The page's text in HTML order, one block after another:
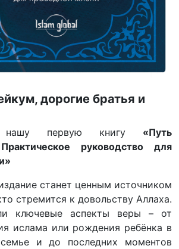
дорогие братья и
нашу первую книгу «Путь
руководство для
станет ценным источником
стремится к довольству Аллаха.
ключевые аспекты веры – от
ислама или рождения ребёнка в
семье и до последних моментов